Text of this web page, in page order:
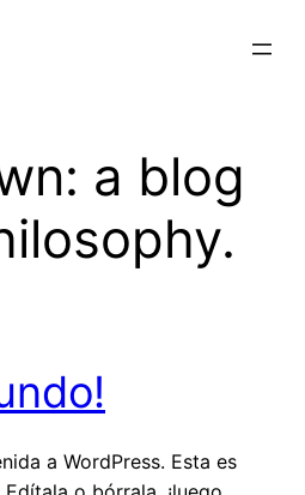
a blog
a WordPress. Esta es